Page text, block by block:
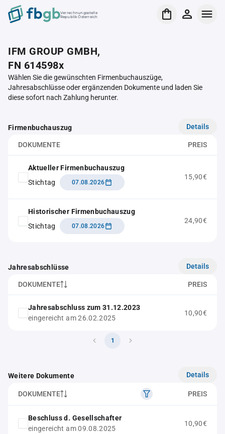
Verrechnungsstelle
Republik Österreich
IFM GROUP GMBH,
FN 614598x
Wählen Sie die gewünschten Firmenbuchauszüge,
Jahresabschlüsse oder ergänzenden Dokumente und laden Sie
diese sofort nach Zahlung herunter.
Firmenbuchauszug Details
DOKUMENTE PREIS
Aktueller Firmenbuchauszug
Stichtag
07.08.2026
15,90€
Historischer Firmenbuchauszug
Stichtag
07.08.2026
24,90€
Jahresabschlüsse Details
DOKUMENTE PREIS
Jahresabschluss zum 31.12.2023
eingereicht am 26.02.2025
10,90€
1
Weitere Dokumente Details
DOKUMENTE PREIS
Beschluss d. Gesellschafter
eingereicht am 09.08.2025
10,90€